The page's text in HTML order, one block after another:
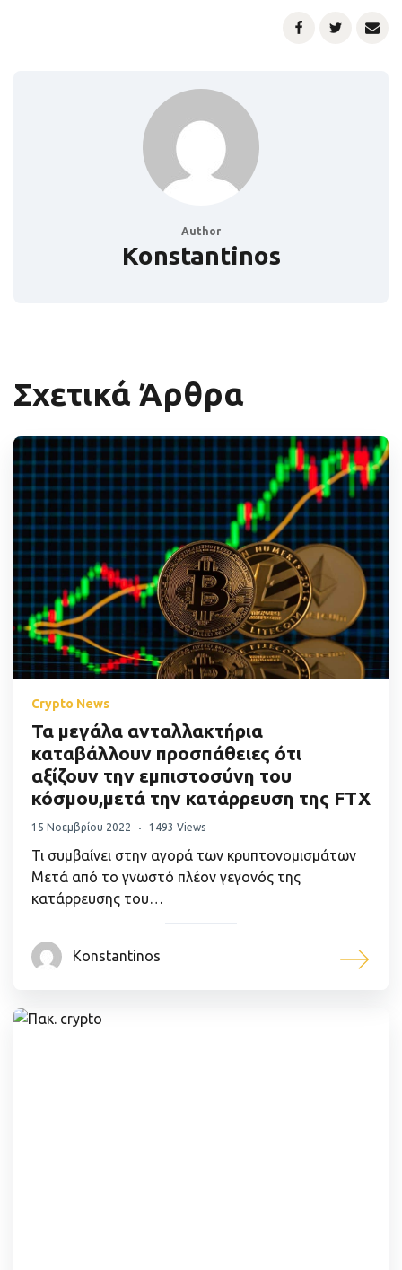
Author
Konstantinos
Σχετικά Άρθρα
Crypto News
Τα μεγάλα ανταλλακτήρια
καταβάλλουν προσπάθειες ότι
αξίζουν την εμπιστοσύνη του
κόσμου,μετά την κατάρρευση της FTX
15 Νοεμβρίου 2022 1493 Views
Τι συμβαίνει στην αγορά των κρυπτονομισμάτων
Μετά από το γνωστό πλέον γεγονός της
κατάρρευσης του…
Konstantinos